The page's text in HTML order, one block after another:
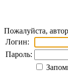
Пожалуйста,
Логин:
Пароль: